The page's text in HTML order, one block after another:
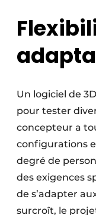
Un logiciel de
pour tester
concepteur a
configurations
degré de
des exigences
de s’adapter
surcroît, le